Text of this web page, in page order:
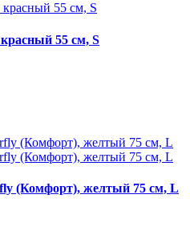
55 см, S
(Комфорт), желтый 75 см, L